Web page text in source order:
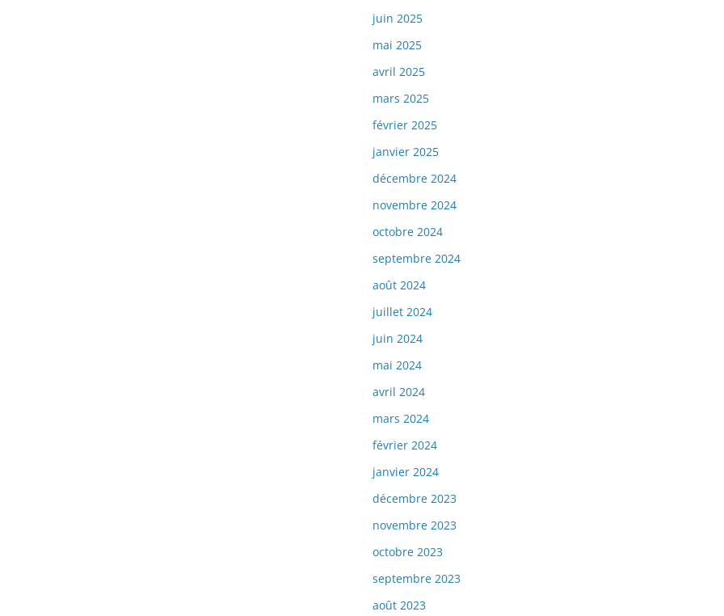
juin 2025
mai 2025
avril 2025
mars 2025
février 2025
janvier 2025
décembre 2024
novembre 2024
octobre 2024
septembre 2024
août 2024
juillet 2024
juin 2024
mai 2024
avril 2024
mars 2024
février 2024
janvier 2024
décembre 2023
novembre 2023
octobre 2023
septembre 2023
août 2023